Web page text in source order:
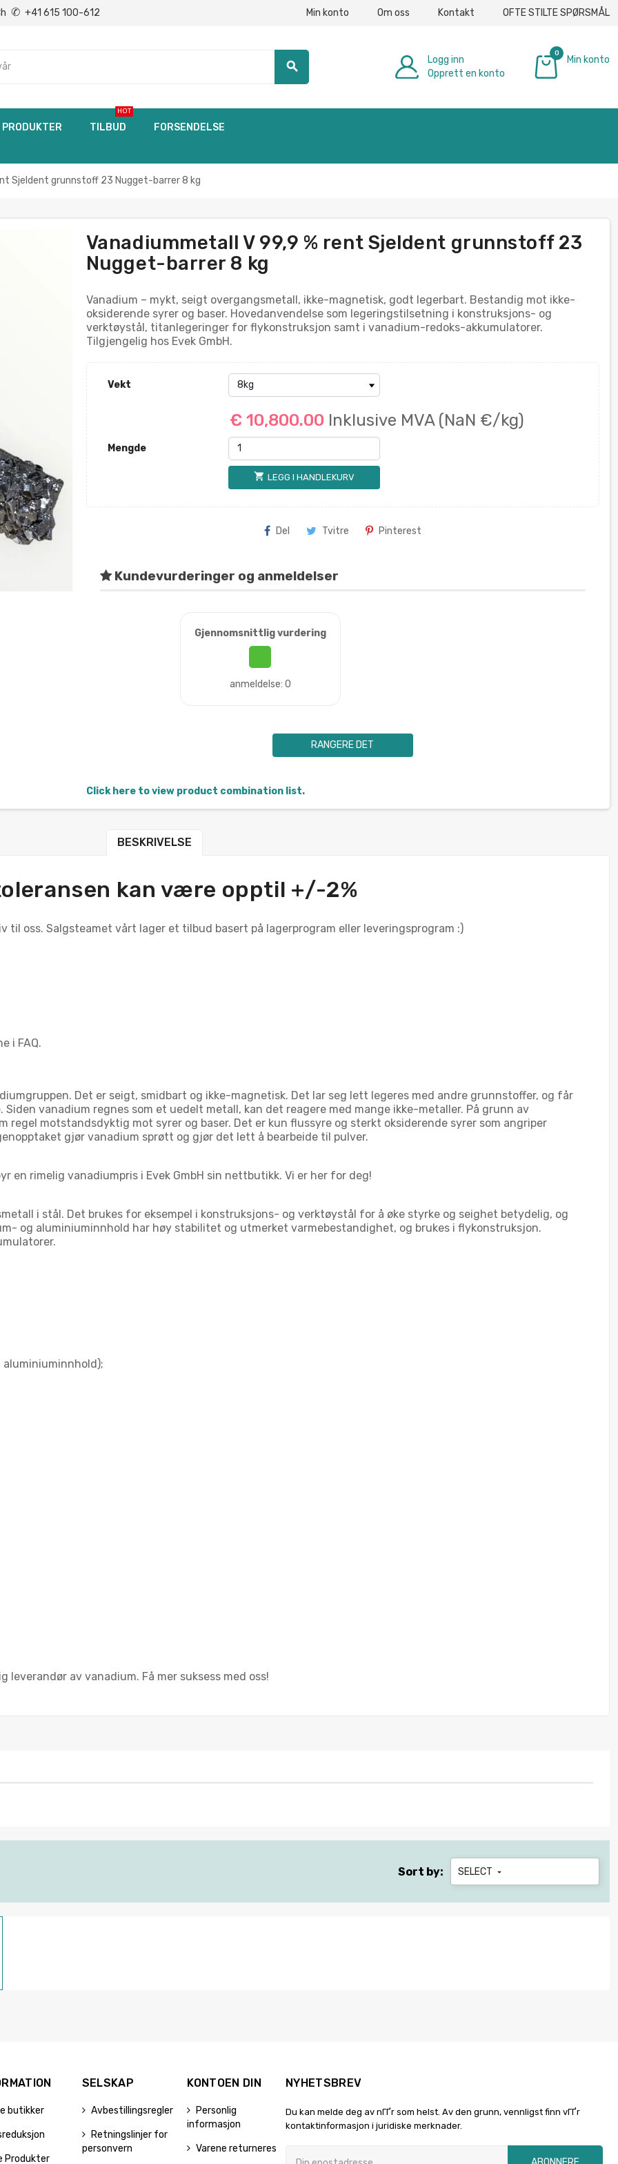
✆ +41 615 100-612 Min konto Om oss Kontakt OFTE STILTE SPØRSMÅL
search
Logg inn
Opprett en konto
0
Min konto
PRODUKTER TILBUD
HOT
FORSENDELSE
Sjeldent grunnstoff 23 Nugget-barrer 8 kg
Vanadiummetall V 99,9 % rent Sjeldent grunnstoff 23
Nugget-barrer 8 kg
Vanadium – mykt, seigt overgangsmetall, ikke-magnetisk, godt legerbart. Bestandig mot ikke-
oksiderende syrer og baser. Hovedanvendelse som legeringstilsetning i konstruksjons- og
verktøystål, titanlegeringer for flykonstruksjon samt i vanadium-redoks-akkumulatorer.
Tilgjengelig hos Evek GmbH.
Vekt
€ 10,800.00 Inklusive MVA (NaN €/kg)
Mengde
shopping_cart LEGG I HANDLEKURV
Del Tvitre Pinterest
Kundevurderinger og anmeldelser
Gjennomsnittlig vurdering
anmeldelse: 0
RANGERE DET
Click here to view product combination list.
BESKRIVELSE
kan være opptil +/-2%
til oss. Salgsteamet vårt lager et tilbud basert på lagerprogram eller leveringsprogram :)
i FAQ.
Det er seigt, smidbart og ikke-magnetisk. Det lar seg lett legeres med andre grunnstoffer, og får
vanadium regnes som et uedelt metall, kan det reagere med mange ikke-metaller. På grunn av
regel motstandsdyktig mot syrer og baser. Det er kun flussyre og sterkt oksiderende syrer som angriper
gjør vanadium sprøtt og gjør det lett å bearbeide til pulver.
en rimelig vanadiumpris i Evek GmbH sin nettbutikk. Vi er her for deg!
i stål. Det brukes for eksempel i konstruksjons- og verktøystål for å øke styrke og seighet betydelig, og
og aluminiuminnhold har høy stabilitet og utmerket varmebestandighet, og brukes i flykonstruksjon.
leverandør av vanadium. Få mer suksess med oss!
Sort by: SELECT 
butikker
Produkter
SELSKAP
Avbestillingsregler
Retningslinjer for
personvern
KONTOEN DIN
Personlig
informasjon
Varene returneres
NYHETSBREV
Du kan melde deg av nГҐr som helst. Av den grunn, vennligst finn vГҐr
kontaktinformasjon i juridiske merknader.